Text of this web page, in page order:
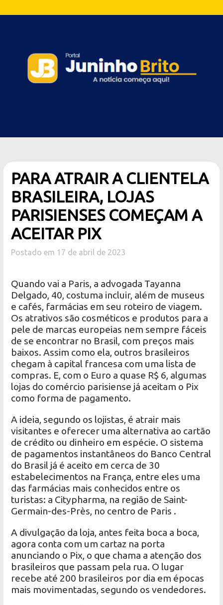
PARA ATRAIR A CLIENTELA
BRASILEIRA, LOJAS
PARISIENSES COMEÇAM A
ACEITAR PIX
Postado em 17 de abril de 2023
Quando vai a Paris, a advogada Tayanna
Delgado, 40, costuma incluir, além de museus
e cafés, farmácias em seu roteiro de viagem.
Os atrativos são cosméticos e produtos para a
pele de marcas europeias nem sempre fáceis
de se encontrar no Brasil, com preços mais
baixos. Assim como ela, outros brasileiros
chegam à capital francesa com uma lista de
compras. E, com o Euro a quase R$ 6, algumas
lojas do comércio parisiense já aceitam o Pix
como forma de pagamento.
A ideia, segundo os lojistas, é atrair mais
visitantes e oferecer uma alternativa ao cartão
de crédito ou dinheiro em espécie. O sistema
de pagamentos instantâneos do Banco Central
do Brasil já é aceito em cerca de 30
estabelecimentos na França, entre eles uma
das farmácias mais conhecidos entre os
turistas: a Citypharma, na região de Saint-
Germain-des-Près, no centro de Paris .
A divulgação da loja, antes feita boca a boca,
agora conta com um cartaz na porta
anunciando o Pix, o que chama a atenção dos
brasileiros que passam pela rua. O lugar
recebe até 200 brasileiros por dia em épocas
mais movimentadas, segundo os vendedores.